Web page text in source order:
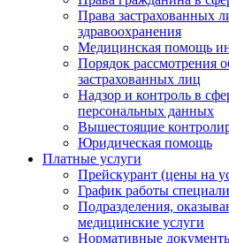
Права застрахованных
здравоохранения
Медицинская помощь
Порядок рассмотрения
застрахованных лиц
Надзор и контроль в
персональных данных
Вышестоящие
Юридическая помощь
Платные услуги
Прейскурант (цены на
График работы
Подразделения,
медицинские услуги
Нормативные